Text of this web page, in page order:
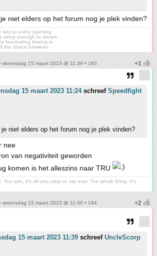
niet elders op het forum nog je plek vinden?
key to every opening
deep enough to dream
fascinating kissing is
the space between
woensdag 15 maart 2023 @ 11:39 • 183
15 maart 2023 11:24schreef Speedfight
niet elders op het forum nog je plek vinden?
nee
van negativiteit geworden
komen is het alleszins naar TRU
You see, it's all very clear to me now. The whole thing. It's
woensdag 15 maart 2023 @ 11:40 • 184
15 maart 2023 11:39 schreef UncleScorp